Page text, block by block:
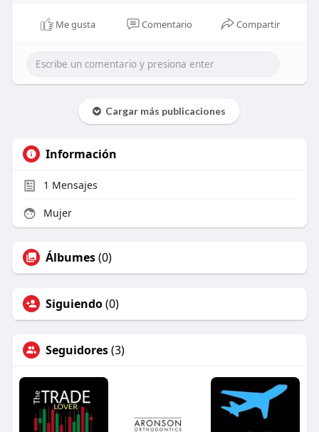
Me gusta Comentario Compartir
Cargar más publicaciones
Información
1 Mensajes
Mujer
Álbumes(0)
Siguiendo(0)
Seguidores(3)